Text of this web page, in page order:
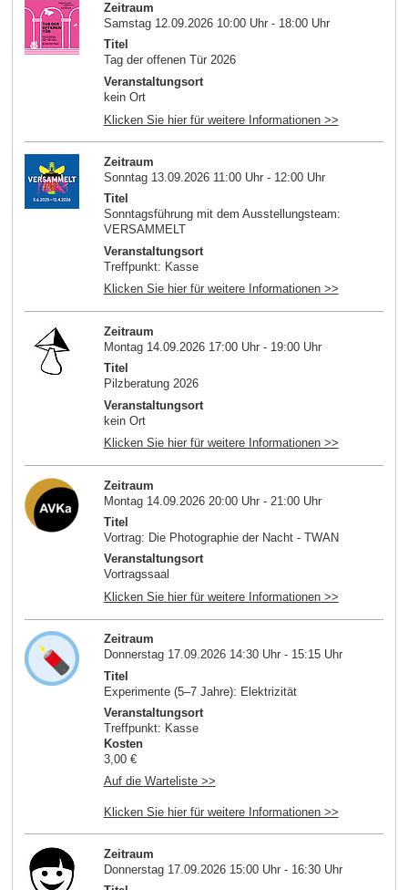
Zeitraum
Samstag 12.09.2026 10:00 Uhr - 18:00 Uhr
Titel
Tag der offenen Tür 2026
Veranstaltungsort
kein Ort
Klicken Sie hier für weitere Informationen >>
Zeitraum
Sonntag 13.09.2026 11:00 Uhr - 12:00 Uhr
Titel
Sonntagsführung mit dem Ausstellungsteam:
VERSAMMELT
Veranstaltungsort
Treffpunkt: Kasse
Klicken Sie hier für weitere Informationen >>
Zeitraum
Montag 14.09.2026 17:00 Uhr - 19:00 Uhr
Titel
Pilzberatung 2026
Veranstaltungsort
kein Ort
Klicken Sie hier für weitere Informationen >>
Zeitraum
Montag 14.09.2026 20:00 Uhr - 21:00 Uhr
Titel
Vortrag: Die Photographie der Nacht - TWAN
Veranstaltungsort
Vortragssaal
Klicken Sie hier für weitere Informationen >>
Zeitraum
Donnerstag 17.09.2026 14:30 Uhr - 15:15 Uhr
Titel
Experimente (5–7 Jahre): Elektrizität
Veranstaltungsort
Treffpunkt: Kasse
Kosten
3,00 €
Auf die Warteliste >>
Klicken Sie hier für weitere Informationen >>
Zeitraum
Donnerstag 17.09.2026 15:00 Uhr - 16:30 Uhr